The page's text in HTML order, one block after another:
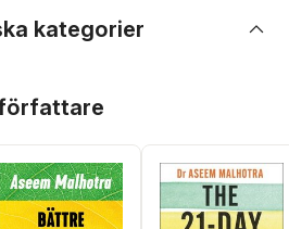
kategorier